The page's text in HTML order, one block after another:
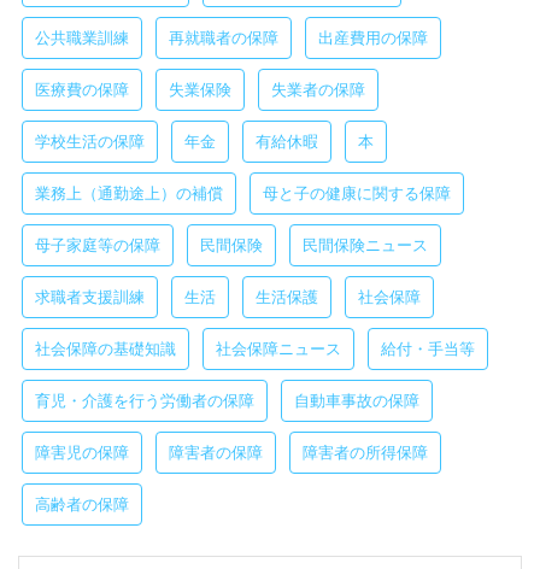
公共職業訓練 再就職者の保障 出産費用の保障
医療費の保障 失業保険 失業者の保障
学校生活の保障 年金 有給休暇 本
業務上（通勤途上）の補償 母と子の健康に関する保障
母子家庭等の保障 民間保険 民間保険ニュース
求職者支援訓練 生活 生活保護 社会保障
社会保障の基礎知識 社会保障ニュース 給付・手当等
育児・介護を行う労働者の保障 自動車事故の保障
障害児の保障 障害者の保障 障害者の所得保障
高齢者の保障